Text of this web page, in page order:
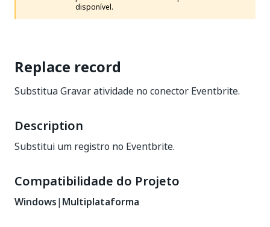
disponível.
Replace record
Substitua Gravar atividade no conector Eventbrite.
Description
Substitui um registro no Eventbrite.
Compatibilidade do Projeto
Windows|Multiplataforma